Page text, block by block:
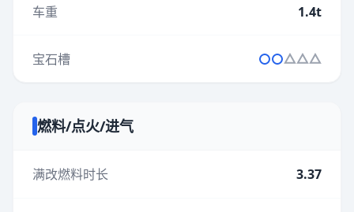
车重 1.4t
宝石槽
燃料/点火/进气
满改燃料时长 3.37